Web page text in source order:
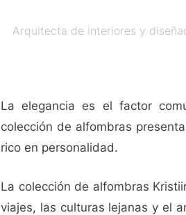
Arquitecta de interiores y
La elegancia es el factor
colección de alfombras
rico en personalidad.
La colección de alfombras
viajes, las culturas lejanas y el